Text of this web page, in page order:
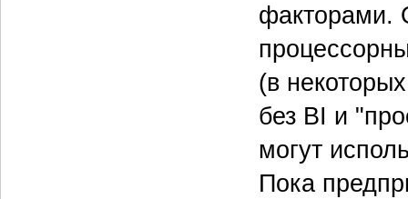
факторами.
(в
без BI и
могут
Пока